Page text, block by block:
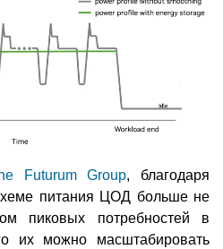
Futurum Group, благодаря
питания ЦОД больше не
пиковых потребностей в
их можно масштабировать